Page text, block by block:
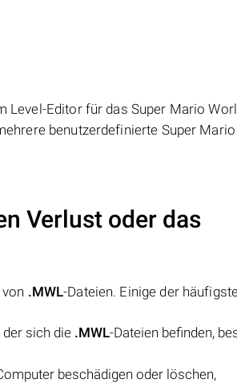
Level-Editor für das Super Mario
benutzerdefinierte Super
Verlust oder das
.MWL-Dateien. Einige der
sich die .MWL-Dateien befinden,
beschädigen oder löschen,